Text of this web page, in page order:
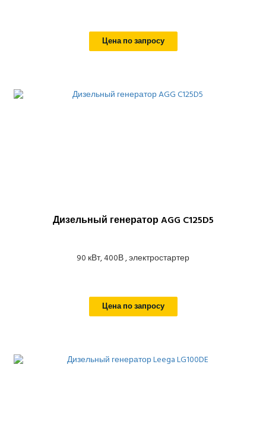
Цена по запросу
Дизельный генератор AGG C125D5
90 кВт, 400В , электростартер
Цена по запросу